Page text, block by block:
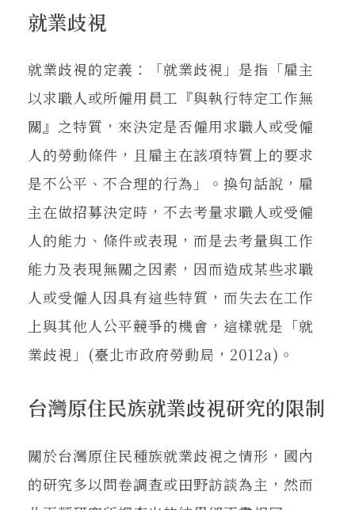
就業歧視
就業歧視的定義：「就業歧視」是指「雇主
以求職人或所僱用員工『與執行特定工作無
關』之特質，來決定是否僱用求職人或受僱
人的勞動條件，且雇主在該項特質上的要求
是不公平、不合理的行為」。換句話說，雇
主在做招募決定時，不去考量求職人或受僱
人的能力、條件或表現，而是去考量與工作
能力及表現無關之因素，因而造成某些求職
人或受僱人因具有這些特質，而失去在工作
上與其他人公平競爭的機會，這樣就是「就
業歧視」(臺北市政府勞動局，2012a)。
台灣原住民族就業歧視研究的限制
關於台灣原住民種族就業歧視之情形，國內
的研究多以問卷調查或田野訪談為主，然而